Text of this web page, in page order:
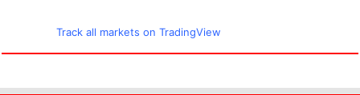
Track all markets on TradingView